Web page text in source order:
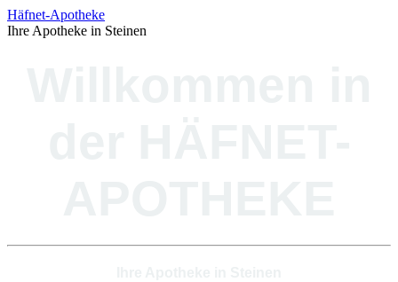
Häfnet-Apotheke
Ihre Apotheke in Steinen